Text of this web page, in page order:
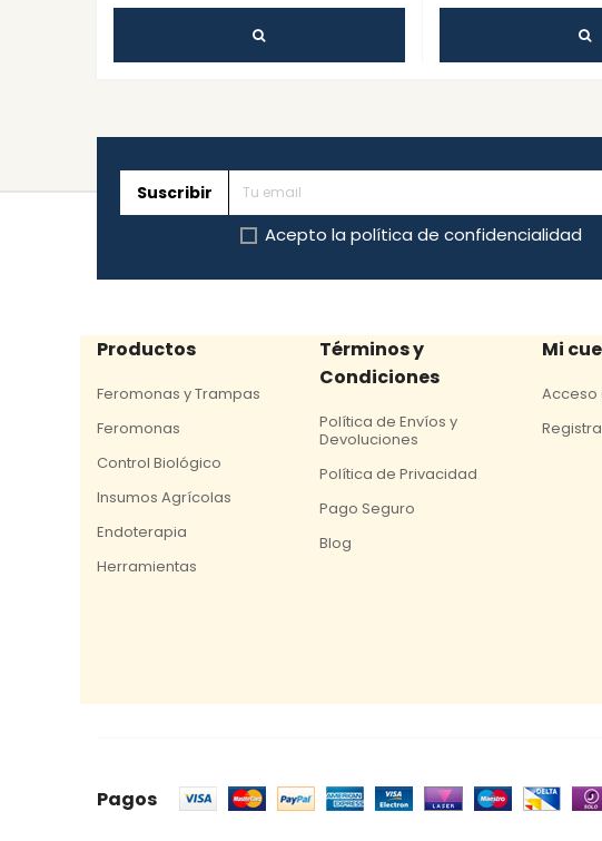
Suscribir
Acepto la política de confidencialidad
Productos
Feromonas y Trampas
Feromonas
Control Biológico
Insumos Agrícolas
Endoterapia
Herramientas
Términos y
Condiciones
Política de Envíos y
Devoluciones
Política de Privacidad
Pago Seguro
Blog
Mi
Acceso
Pagos